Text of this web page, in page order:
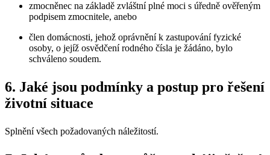
zmocněnec na základě zvláštní plné moci s úředně ověřeným
podpisem zmocnitele, anebo
člen domácnosti, jehož oprávnění k zastupování fyzické
osoby, o jejíž osvědčení rodného čísla je žádáno, bylo
schváleno soudem.
6. Jaké jsou podmínky a postup pro řešení
životní situace
Splnění všech požadovaných náležitostí.